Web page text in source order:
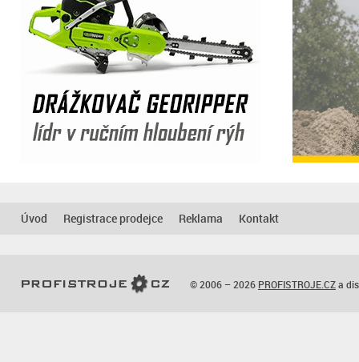
Úvod Registrace prodejce Reklama Kontakt
© 2006 – 2026 PROFISTROJE.CZa